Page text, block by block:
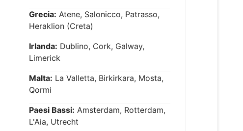
Grecia: Atene, Salonicco, Patrasso,
Heraklion (Creta)
Irlanda: Dublino, Cork, Galway,
Limerick
Malta: La Valletta, Birkirkara, Mosta,
Qormi
Paesi Bassi: Amsterdam, Rotterdam,
L'Aia, Utrecht